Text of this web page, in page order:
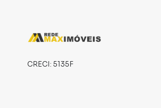
CRECI: 5135F